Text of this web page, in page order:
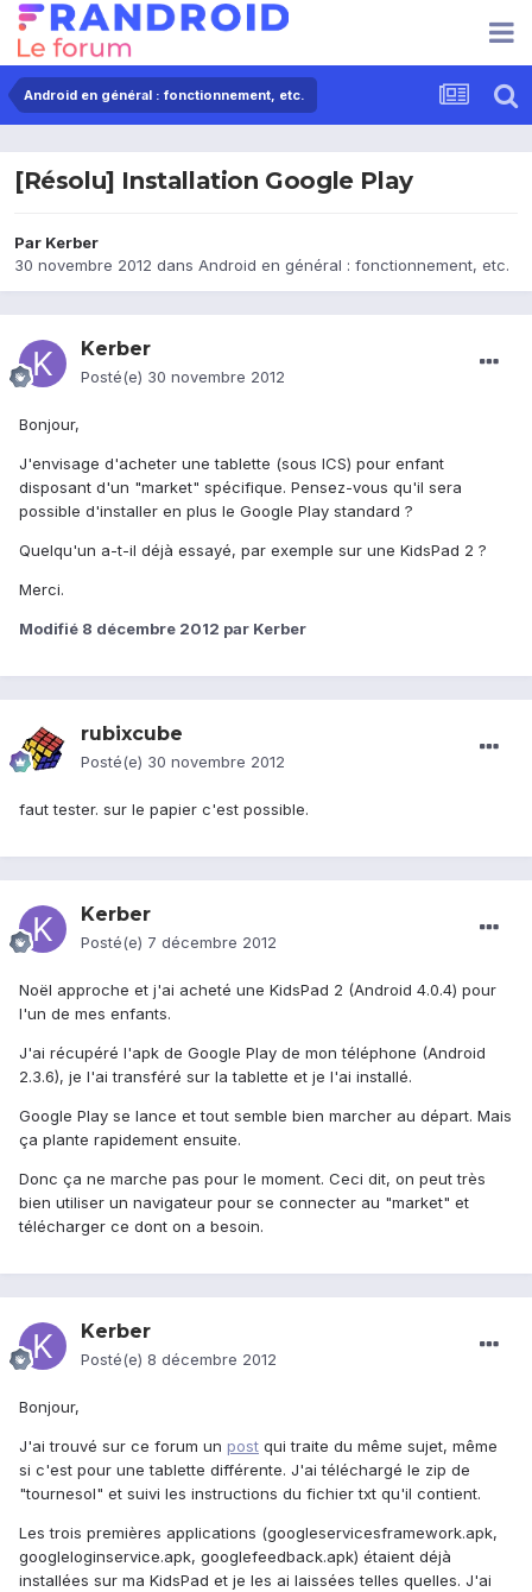
Android en général : fonctionnement, etc.
[Résolu] Installation Google Play
Par Kerber
30 novembre 2012 dans Android en général : fonctionnement, etc.
Kerber
Posté(e) 30 novembre 2012
Bonjour,
J'envisage d'acheter une tablette (sous ICS) pour enfant
disposant d'un "market" spécifique. Pensez-vous qu'il sera
possible d'installer en plus le Google Play standard ?
Quelqu'un a-t-il déjà essayé, par exemple sur une KidsPad 2 ?
Merci.
Modifié 8 décembre 2012 par Kerber
rubixcube
Posté(e) 30 novembre 2012
faut tester. sur le papier c'est possible.
Kerber
Posté(e) 7 décembre 2012
Noël approche et j'ai acheté une KidsPad 2 (Android 4.0.4) pour
l'un de mes enfants.
J'ai récupéré l'apk de Google Play de mon téléphone (Android
2.3.6), je l'ai transféré sur la tablette et je l'ai installé.
Google Play se lance et tout semble bien marcher au départ. Mais
ça plante rapidement ensuite.
Donc ça ne marche pas pour le moment. Ceci dit, on peut très
bien utiliser un navigateur pour se connecter au "market" et
télécharger ce dont on a besoin.
Kerber
Posté(e) 8 décembre 2012
Bonjour,
J'ai trouvé sur ce forum un post qui traite du même sujet, même
si c'est pour une tablette différente. J'ai téléchargé le zip de
"tournesol" et suivi les instructions du fichier txt qu'il contient.
Les trois premières applications (googleservicesframework.apk,
googleloginservice.apk, googlefeedback.apk) étaient déjà
installées sur ma KidsPad et je les ai laissées telles quelles. J'ai